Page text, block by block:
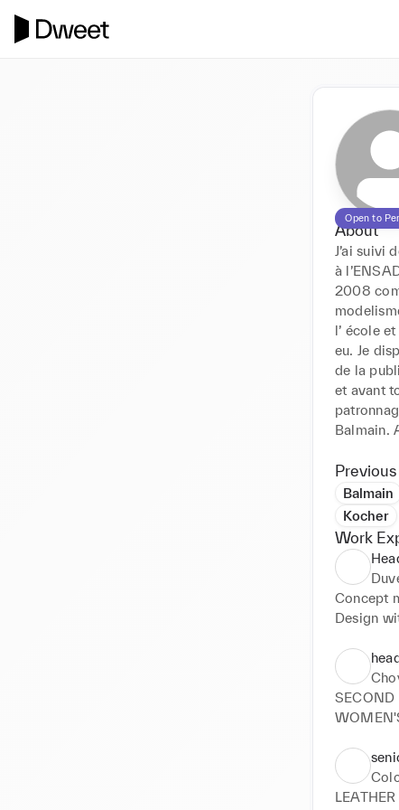
Open to
About
J’ai suivi
à
2008
l’ école
eu. Je
de la
et avant
Balmain.
Je
travail,
seront
bien
entretien
Je
Je vous
Balmain
Kocher
Work
Concept
Design
Fittings
Q.C  and
Prepare
Shooting
SECOND